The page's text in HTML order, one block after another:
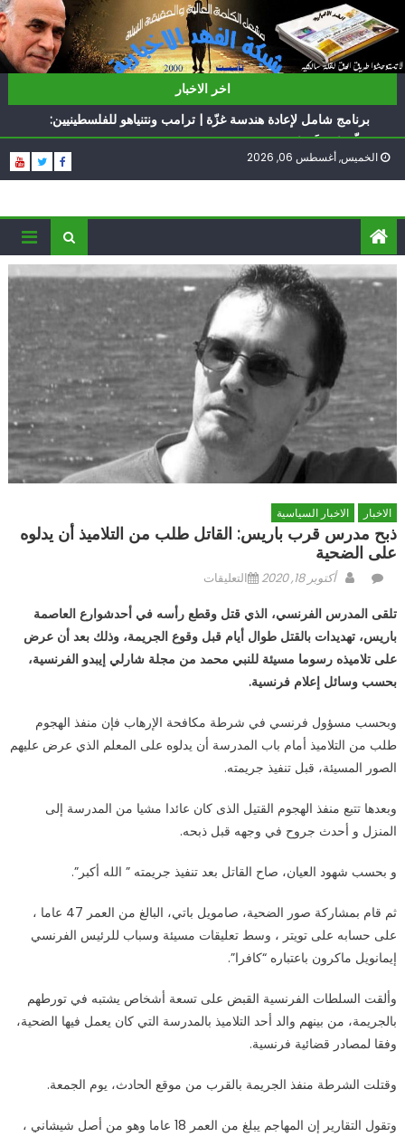
to
content
اخر الاخبار
ناشطة أمريكية يهودية تدعو الدول العربية لوقف التطبيع
أيّ تحدّيات يواجهها حزب الله؟
برنامج شامل لإعادة هندسة غزّة | ترامب ونتنياهو للفلسطينيين:
سلّموا تسلَموا
الغرب يدفن اتفاقاً وُلد ميتاً | إيران تحت العقوبات: جاهزون
ناشطة أمريكية يهودية تدعو الدول العربية لوقف التطبيع
أيّ تحدّيات يواجهها حزب الله؟
الخميس, أغسطس 06, 2026
الاخبار الاخبار السياسية
ذبح مدرس قرب باريس: القاتل طلب من التلاميذ أن يدلوه
على الضحية
Posted
أكتوبر 18, 2020Author التعليقاتعلى
مدرس
قرب
باريس:
من
التلاميذ
على
الضحية
تلقى المدرس الفرنسي، الذي قتل وقطع رأسه في أحدشوارعالعاصمة
باريس، تهديدات بالقتل طوال أيام قبل وقوع الجريمة، وذلك بعد أن عرض
على تلاميذه رسوما مسيئة للنبي محمد من مجلة شارلي إيبدو الفرنسية،
بحسب وسائل إعلام فرنسية.
وبحسب مسؤول فرنسي في شرطة مكافحة الإرهاب فإن منفذ الهجوم
طلب من التلاميذ أمام باب المدرسة أن يدلوه على المعلم الذي عرض عليهم
الصور المسيئة، قبل تنفيذ جريمته.
وبعدها تتبع منفذ الهجوم القتيل الذى كان عائدا مشيا من المدرسة إلى
المنزل و أحدث جروح في وجهه قبل ذبحه.
و بحسب شهود العيان، صاح القاتل بعد تنفيذ جريمته ” الله أكبر”.
ثم قام بمشاركة صور الضحية، صامويل باتي، البالغ من العمر 47 عاما ،
على حسابه على تويتر ، وسط تعليقات مسيئة وسباب للرئيس الفرنسي
إيمانويل ماكرون باعتباره “كافرا”.
وألقت السلطات الفرنسية القبض على تسعة أشخاص يشتبه في تورطهم
بالجريمة، من بينهم والد أحد التلاميذ بالمدرسة التي كان يعمل فيها الضحية،
وفقا لمصادر قضائية فرنسية.
وقتلت الشرطة منفذ الجريمة بالقرب من موقع الحادث، يوم الجمعة.
وتقول التقارير إن المهاجم يبلغ من العمر 18 عاما وهو من أصل شيشاني ،